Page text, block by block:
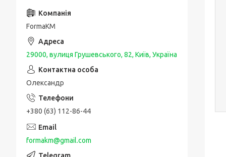
FormaKM
29000, вулиця Грушевського, 82, Київ, Україна
Олександр
+380 (63) 112-86-44
formakm@gmail.com